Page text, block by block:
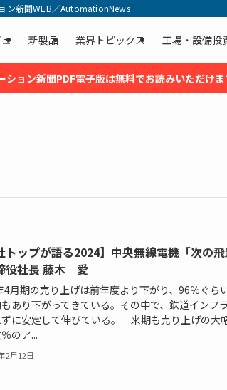
ン新聞WEB／AutomationNews
新製品 業界トピックス 工場・設備投
ション新聞PDF電子版は無料でお読みいただけま
トップが語る2024】中央無線電機「次の
役社長 藤木 愛
4月期の売り上げは前年度より下がり、96％ぐら
あり下がってきている。その中で、鉄道インフ
に安定して伸びている。 来期も売り上げの大
のア...
2月12日